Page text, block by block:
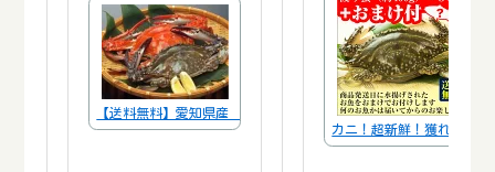
【送料無料】愛知県産 活〆渡り蟹【ワタリガニ・ガザミ】
カニ！超新鮮！獲れたて